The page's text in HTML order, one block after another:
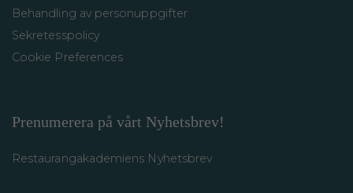
Behandling av personuppgifter
Sekretesspolicy
Cookie Preferences
Prenumerera på vårt Nyhetsbrev!
Restaurangakademiens Nyhetsbrev